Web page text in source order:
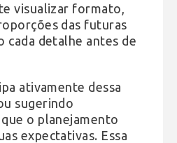
visualizar formato,
das futuras
cada detalhe antes de
ativamente dessa
sugerindo
o planejamento
expectativas. Essa